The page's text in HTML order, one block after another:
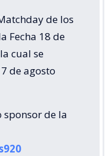
de los
Fecha 18 de
cual se
de agosto
sponsor de la